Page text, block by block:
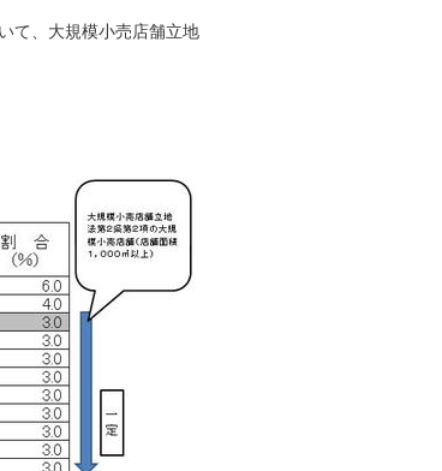
て、大規模小売店舗立地